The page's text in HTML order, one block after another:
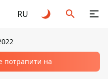
RU
потрапити на